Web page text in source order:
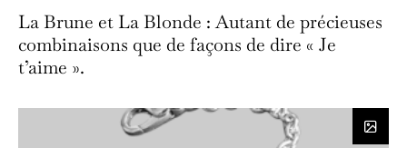
La Brune et La Blonde : Autant de précieuses
combinaisons que de façons de dire « Je
t’aime ».